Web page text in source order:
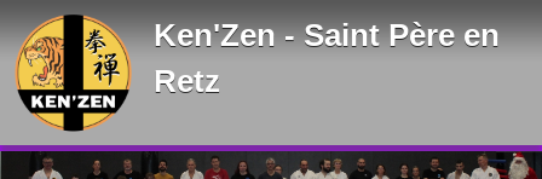
Ken'Zen - Saint Père en
Retz
Panneau de gestion des cookies